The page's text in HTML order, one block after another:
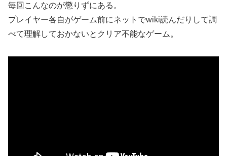
毎回こんなのが懲りずにある。
プレイヤー各自がゲーム前にネットでwiki読んだりして調
べて理解しておかないとクリア不能なゲーム。